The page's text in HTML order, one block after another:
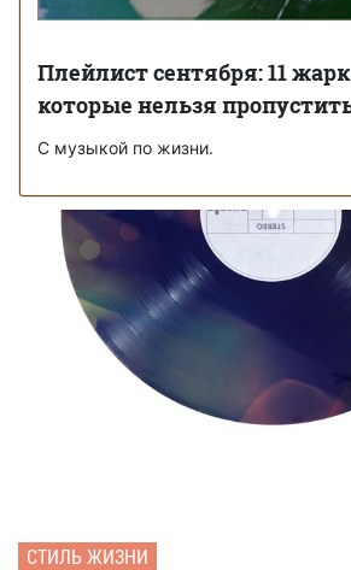
Плейлист сентября: 11
которые нельзя
С музыкой по жизни.
СТИЛЬ ЖИЗНИ